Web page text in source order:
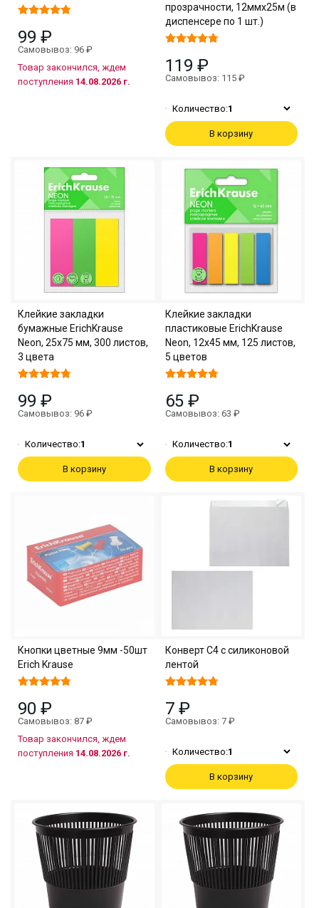
99 ₽
Самовывоз: 96 ₽
Товар закончился, ждем
поступления 14.08.2026 г.
прозрачности, 12ммх25м (в
диспенсере по 1 шт.)
119 ₽
Самовывоз: 115 ₽
Количество:1
В корзину
Клейкие закладки
бумажные ErichKrause
Neon, 25x75 мм, 300 листов,
3 цвета
99 ₽
Самовывоз: 96 ₽
Количество:1
В корзину
Клейкие закладки
пластиковые ErichKrause
Neon, 12х45 мм, 125 листов,
5 цветов
65 ₽
Самовывоз: 63 ₽
Количество:1
В корзину
Кнопки цветные 9мм -50шт
Erich Krause
90 ₽
Самовывоз: 87 ₽
Товар закончился, ждем
поступления 14.08.2026 г.
Конверт С4 с силиконовой
лентой
7 ₽
Самовывоз: 7 ₽
Количество:1
В корзину